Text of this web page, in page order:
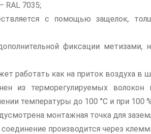
RAL 7035;
с помощью защелок,
фиксации метизами,
работать как на приток воздуха в
из терморегулируемых волокон
температуры до 100 °C и при 100
монтажная точка для
производится через